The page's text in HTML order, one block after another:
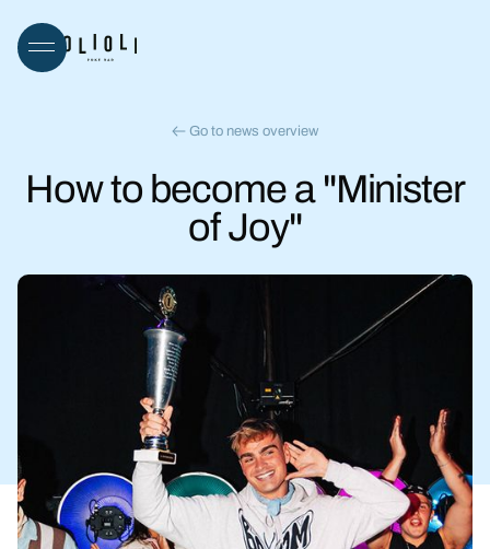
Go to news overview
How to become a "Minister
of Joy"